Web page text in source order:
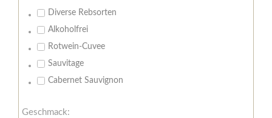
Diverse Rebsorten
Alkoholfrei
Rotwein-Cuvee
Sauvitage
Cabernet Sauvignon
Geschmack: